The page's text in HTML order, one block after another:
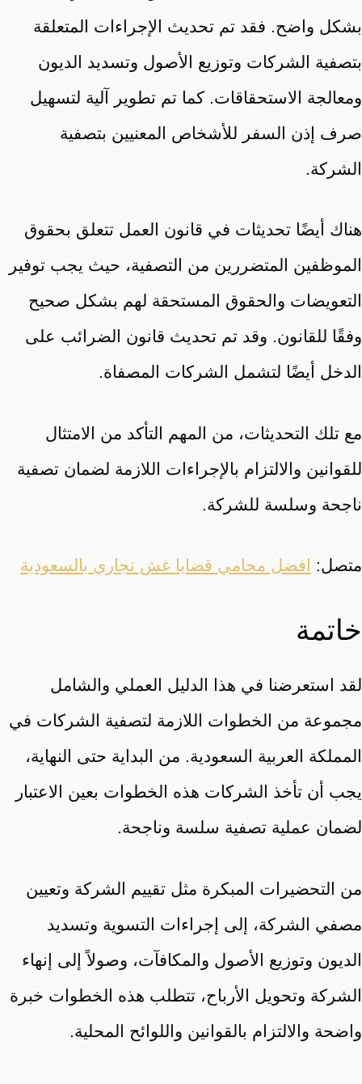
بشكل واضح. فقد تم تحديث الإجراءات المتعلقة
بتصفية الشركات وتوزيع الأصول وتسديد الديون
ومعالجة الاستحقاقات. كما تم تطوير آلية لتسهيل
صرف إذن السفر للأشخاص المعنيين بتصفية
الشركة.
هناك أيضًا تحديثات في قانون العمل تتعلق بحقوق
الموظفين المتضررين من التصفية، حيث يجب توفير
التعويضات والحقوق المستحقة لهم بشكل صحيح
وفقًا للقانون. وقد تم تحديث قانون الضرائب على
الدخل أيضًا لتشمل الشركات المصفاة.
مع تلك التحديثات، من المهم التأكد من الامتثال
للقوانين والالتزام بالإجراءات اللازمة لضمان تصفية
ناجحة وسلسة للشركة.
متصل: افضل محامي قضايا غش تجاري بالسعودية
خاتمة
لقد استعرضنا في هذا الدليل العملي والشامل
مجموعة من الخطوات اللازمة لتصفية الشركات في
المملكة العربية السعودية. من البداية حتى النهاية،
يجب أن تأخذ الشركات هذه الخطوات بعين الاعتبار
لضمان عملية تصفية سلسة وناجحة.
من التحضيرات المبكرة مثل تقييم الشركة وتعيين
مصفي الشركة، إلى إجراءات التسوية وتسديد
الديون وتوزيع الأصول والمكافآت، وصولاً إلى إنهاء
الشركة وتحويل الأرباح، تتطلب هذه الخطوات خبرة
واضحة والالتزام بالقوانين واللوائح المحلية.